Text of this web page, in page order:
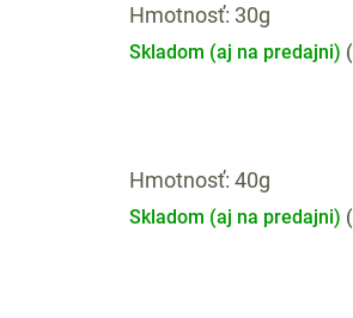
Hmotnosť: 30g
Skladom (aj na predajni) (
Hmotnosť: 40g
Skladom (aj na predajni) (